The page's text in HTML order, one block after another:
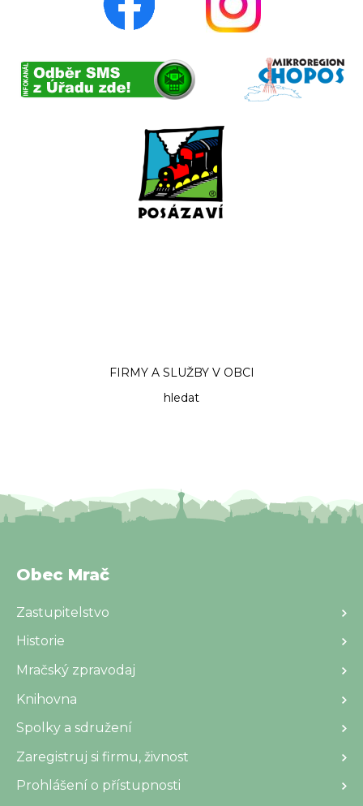
FIRMY A SLUŽBY V OBCI
hledat
Obec Mrač
Zastupitelstvo
Historie
Mračský zpravodaj
Knihovna
Spolky a sdružení
Zaregistruj si firmu, živnost
Prohlášení o přístupnosti